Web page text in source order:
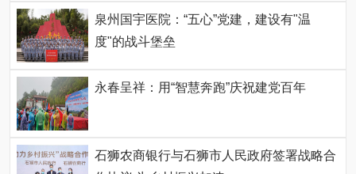
泉州国宇医院：“五心”党建，建设有"温
度"的战斗堡垒
永春呈祥：用“智慧奔跑”庆祝建党百年
石狮农商银行与石狮市人民政府签署战略合